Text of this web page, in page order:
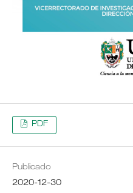
PDF
Publicado
2020-12-30